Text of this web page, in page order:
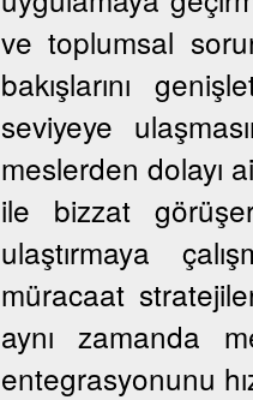
ve toplumsal
bakışlarını
seviyeye
meslerden dolayı
ile bizzat
ulaştırmaya
müracaat
aynı zamanda
entegrasyonunu